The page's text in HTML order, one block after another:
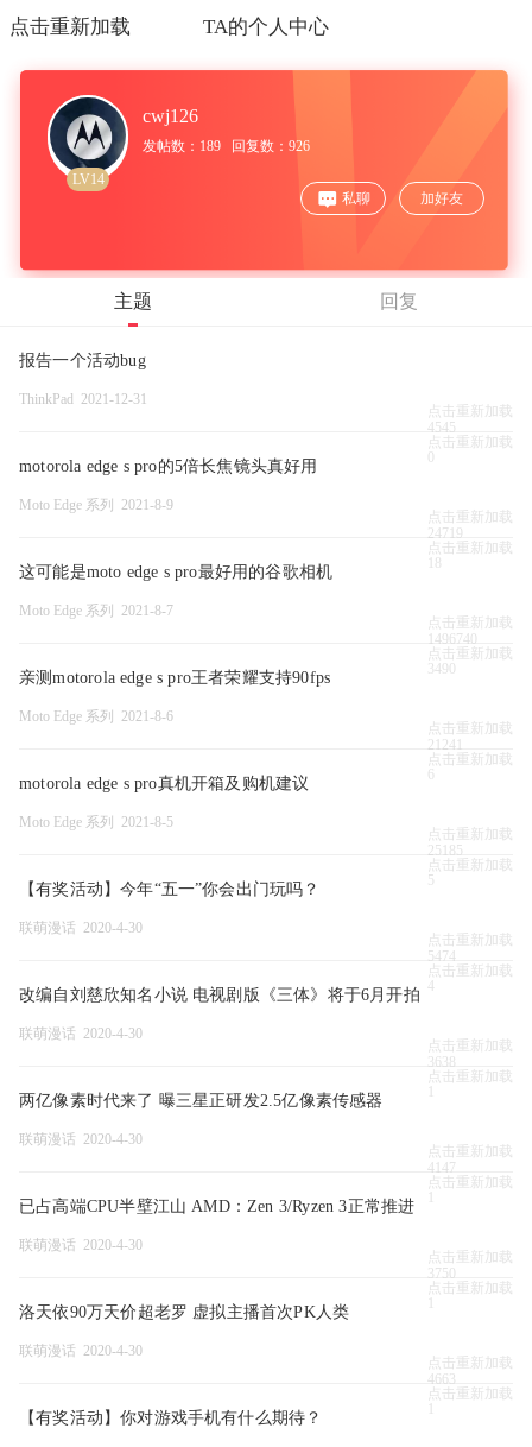
点击重新加载 TA的个人中心
LV14
cwj126
发帖数：189 回复数：926
私聊 加好友
主题 回复
报告一个活动bug
ThinkPad 2021-12-31
点击重新加载
4545
点击重新加载
0
motorola edge s pro的5倍长焦镜头真好用
Moto Edge 系列 2021-8-9
点击重新加载
24719
点击重新加载
18
这可能是moto edge s pro最好用的谷歌相机
Moto Edge 系列 2021-8-7
点击重新加载
1496740
点击重新加载
3490
亲测motorola edge s pro王者荣耀支持90fps
Moto Edge 系列 2021-8-6
点击重新加载
21241
点击重新加载
6
motorola edge s pro真机开箱及购机建议
Moto Edge 系列 2021-8-5
点击重新加载
25185
点击重新加载
5
【有奖活动】今年“五一”你会出门玩吗？
联萌漫话 2020-4-30
点击重新加载
5474
点击重新加载
4
改编自刘慈欣知名小说 电视剧版《三体》将于6月开拍
联萌漫话 2020-4-30
点击重新加载
3638
点击重新加载
两亿像素时代来了 曝三星正研发2.5亿像素传感器
联萌漫话 2020-4-30
点击重新加载
4147
点击重新加载
已占高端CPU半壁江山 AMD：Zen 3/Ryzen 3正常推进
联萌漫话 2020-4-30
点击重新加载
3750
点击重新加载
洛天依90万天价超老罗 虚拟主播首次PK人类
联萌漫话 2020-4-30
点击重新加载
4663
点击重新加载
【有奖活动】你对游戏手机有什么期待？